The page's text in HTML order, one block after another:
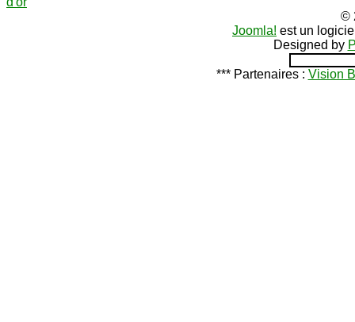
©
Joomla! est un
Designed by
*** Partenaires : Vision